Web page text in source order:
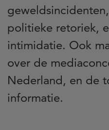
politieke retoriek,
intimidatie. Ook
over de
Nederland, en de
informatie.